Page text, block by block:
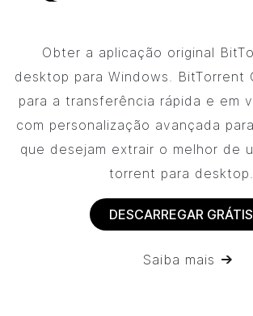
Obter a aplicação original
desktop para Windows.
BitTorrent
para a transferência rápida e em
com personalização avançada
que desejam extrair o melhor de
torrent para desktop.
DESCARREGAR GRÁTIS
Saiba mais